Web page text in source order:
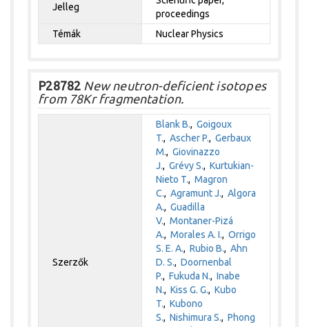
Jelleg
proceedings
Témák
Nuclear Physics
P28782 New neutron-deficient isotopes
from 78Kr fragmentation.
Szerzők
Blank B.,Goigoux
T.,Ascher P.,Gerbaux
M.,Giovinazzo
J.,Grévy S.,Kurtukian-
Nieto T.,Magron
C.,Agramunt J.,Algora
A.,Guadilla
V.,Montaner-Pizá
A.,Morales A. I.,Orrigo
S. E. A.,Rubio B.,Ahn
D. S.,Doornenbal
P.,Fukuda N.,Inabe
N.,Kiss G. G.,Kubo
T.,Kubono
S.,Nishimura S.,Phong